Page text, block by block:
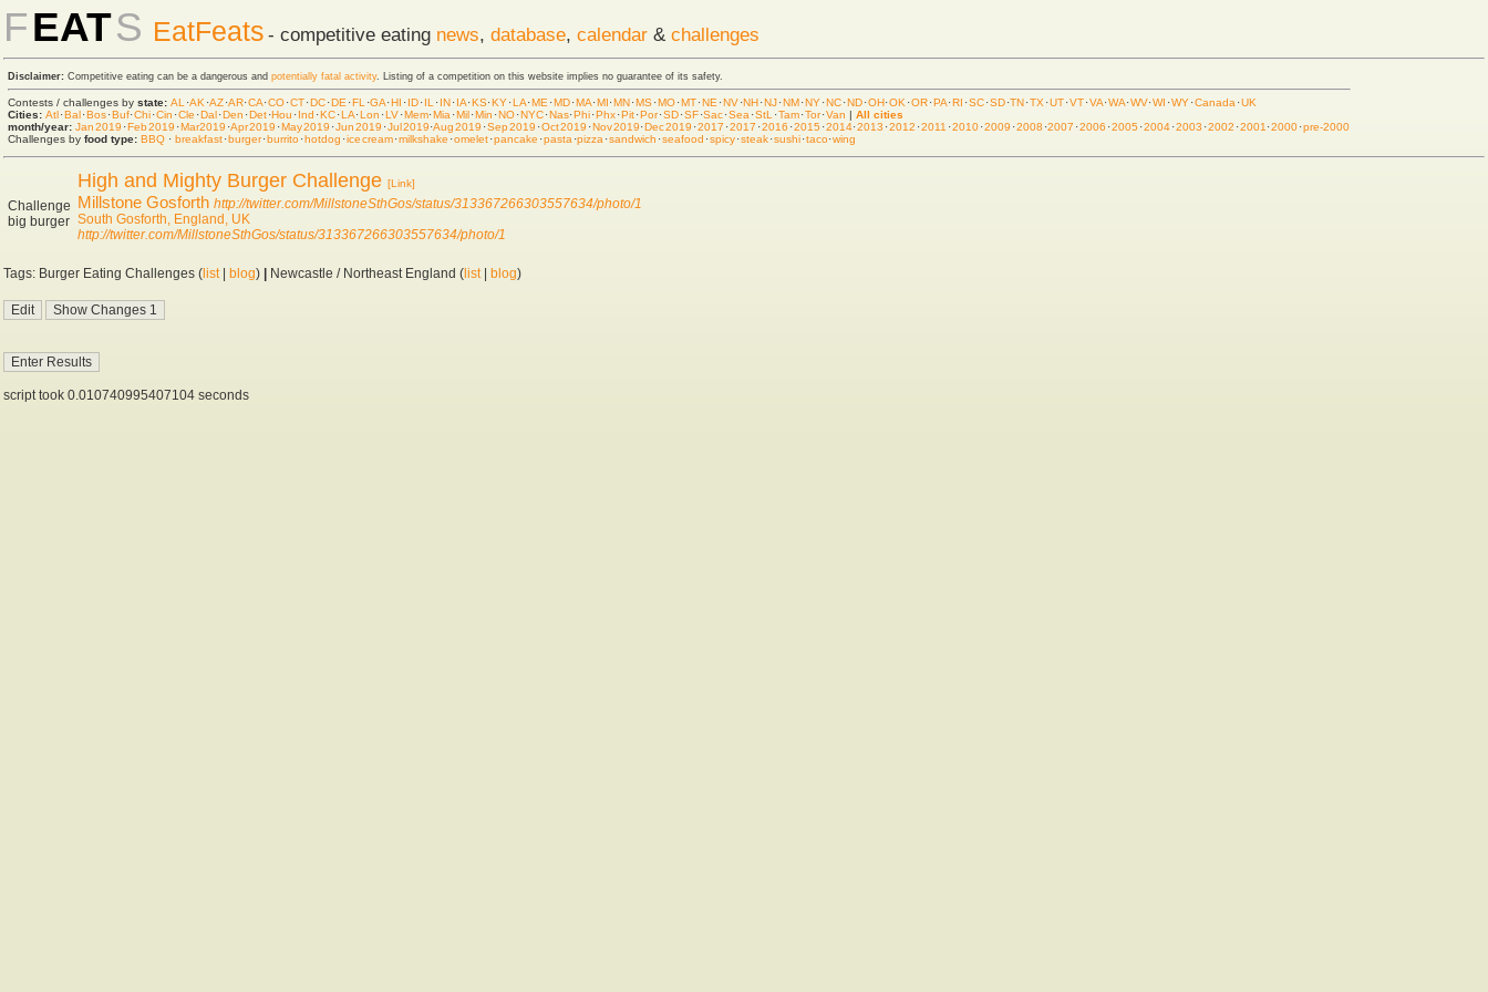
FEATS EatFeats - competitive eating news, database, calendar & challenges
Disclaimer: Competitive eating can be a dangerous and potentially fatal activity. Listing of a competition on this website implies no guarantee of its safety.
Contests / challenges by state: AL ·AK ·AZ·AR·CA·CO·CT·DC·DE ·FL ·GA·HI ·ID·IL ·IN·IA·KS·KY·LA·ME ·MD·MA·MI·MN·MS·MO·MT·NE ·NV·NH·NJ·NM·NY·NC·ND·OH·OK ·OR·PA·RI ·SC·SD·TN·TX ·UT·VT·VA·WA·WV·WI ·WY·Canada ·UK
Cities: Atl·Bal·Bos·Buf·Chi·Cin ·Cle ·Dal·Den ·Det·Hou ·Ind ·KC·LA·Lon ·LV·Mem·Mia ·Mil·Min ·NO·NYC·Nas·Phi·Phx·Pit·Por·SD·SF·Sac·Sea ·StL ·Tam·Tor·Van | All cities
month/year: Jan 2019 ·Feb 2019 ·Mar 2019 ·Apr 2019 ·May 2019 ·Jun 2019 ·Jul 2019·Aug 2019 ·Sep 2019 ·Oct 2019 ·Nov 2019·Dec 2019 ·2017 ·2017 ·2016 ·2015 ·2014·2013 ·2012 ·2011 ·2010·2009 ·2008 ·2007 ·2006 ·2005 ·2004·2003 ·2002 ·2001 ·2000·pre-2000
Challenges by food type: BBQ · breakfast·burger·burrito·hot dog ·ice cream·milkshake ·omelet·pancake ·pasta ·pizza ·sandwich ·seafood ·spicy·steak·sushi·taco·wing
Challenge
big burger
High and Mighty Burger Challenge [Link]
Millstone Gosforth http://twitter.com/MillstoneSthGos/status/313367266303557634/photo/1
South Gosforth, England, UK
http://twitter.com/MillstoneSthGos/status/313367266303557634/photo/1
Tags: Burger Eating Challenges ( list| blog) Newcastle / Northeast England ( list| blog)
script took 0.010740995407104 seconds